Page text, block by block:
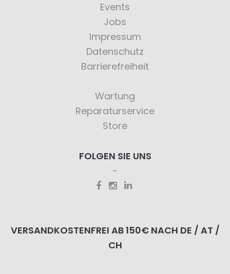
Events
Jobs
Impressum
Datenschutz
Barrierefreiheit
Wartung
Reparaturservice
Store
FOLGEN SIE UNS
VERSANDKOSTENFREI AB 150€ NACH DE / AT /
CH